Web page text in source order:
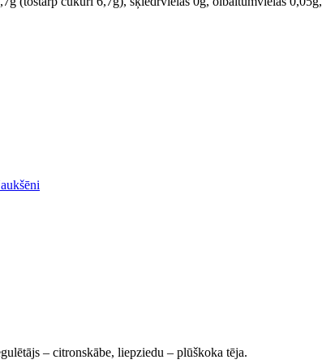
– citronskābe, liepziedu – plūškoka tēja.